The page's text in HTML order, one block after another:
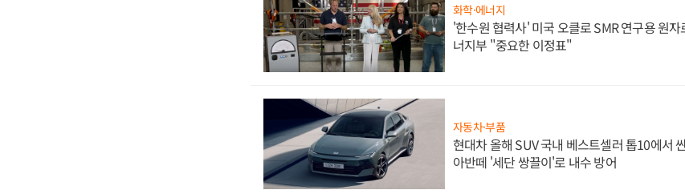
화학·에너지
'한수원 협력사' 미국 오클로 SMR 연구용 원
너지부 "중요한 이정표"
자동차·부품
현대차 올해 SUV 국내 베스트셀러 톱10에서
아반떼 '세단 쌍끌이'로 내수 방어